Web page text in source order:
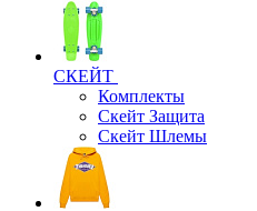
СКЕЙТ
Комплекты
Скейт Защита
Скейт Шлемы